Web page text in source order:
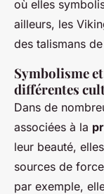
où elles
ailleurs, les
des talismans
Symbolisme
différentes
Dans de
associées à la
leur beauté,
sources de
par exemple,